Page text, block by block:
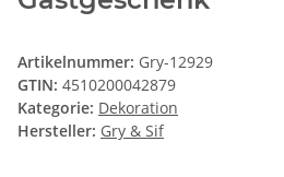
Artikelnummer: Gry-12929
GTIN: 4510200042879
Kategorie: Dekoration
Hersteller: Gry & Sif